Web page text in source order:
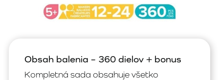
Obsah balenia – 360 dielov + bonus
Kompletná sada obsahuje všetko